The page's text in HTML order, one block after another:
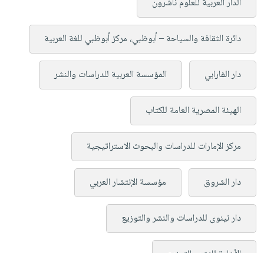
دائرة الثقافة والسياحة – أبوظبي، مركز أبوظبي للغة العربية
دار الفارابي المؤسسة العربية للدراسات والنشر
الهيئة المصرية العامة للكتاب
مركز الإمارات للدراسات والبحوث الاستراتيجية
دار الشروق مؤسسة الإنتشار العربي
دار نينوى للدراسات والنشر والتوزيع